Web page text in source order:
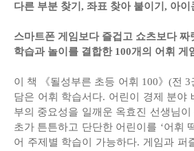
다른 부분 찾기, 좌표 찾아 붙이기, 아
스마트폰 게임보다 즐겁고 쇼츠보다 짜
학습과 놀이를 결합한 100개의 어휘 게
이 책 《될성부른 초등 어휘 100》(전
담은 어휘 학습서다. 어린이 경제 분
부의 중요성을 일깨운 옥효진 선생님
초가 튼튼하고 단단한 어린이를 ‘어휘
어 주제별 학습이 가능하다. 게임과